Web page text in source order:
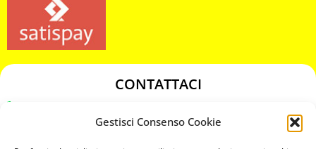
Gestisci Consenso Cookie
CONTATTACI